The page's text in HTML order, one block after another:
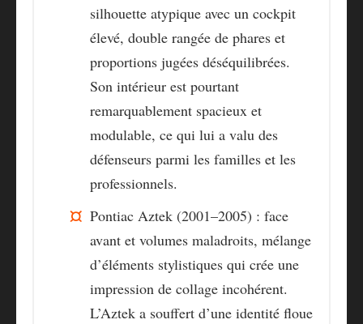
silhouette atypique avec un cockpit
élevé, double rangée de phares et
proportions jugées déséquilibrées.
Son intérieur est pourtant
remarquablement spacieux et
modulable, ce qui lui a valu des
défenseurs parmi les familles et les
professionnels.
Pontiac Aztek (2001–2005) : face
avant et volumes maladroits, mélange
d’éléments stylistiques qui crée une
impression de collage incohérent.
L’Aztek a souffert d’une identité floue